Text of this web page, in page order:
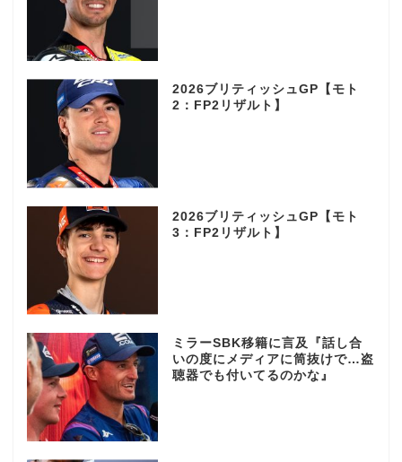
2026ブリティッシュGP【モト
2：FP2リザルト】
2026ブリティッシュGP【モト
3：FP2リザルト】
ミラーSBK移籍に言及『話し合
いの度にメディアに筒抜けで…盗
聴器でも付いてるのかな』